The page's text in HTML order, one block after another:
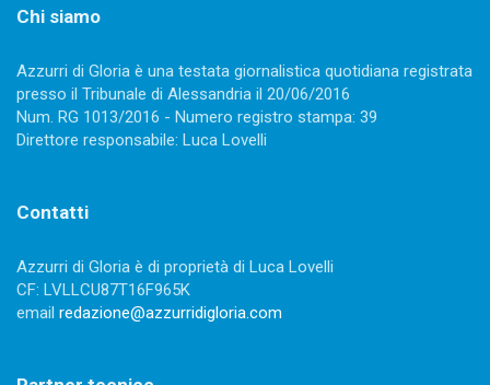
Chi siamo
Azzurri di Gloria è una testata giornalistica quotidiana registrata
presso il Tribunale di Alessandria il 20/06/2016
Num. RG 1013/2016 - Numero registro stampa: 39
Direttore responsabile: Luca Lovelli
Contatti
Azzurri di Gloria è di proprietà di Luca Lovelli
CF: LVLLCU87T16F965K
email redazione@azzurridigloria.com